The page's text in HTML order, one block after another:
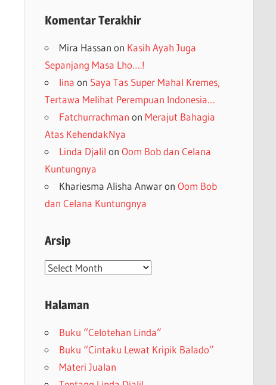
Komentar Terakhir
Mira Hassan on Kasih Ayah Juga
Sepanjang Masa Lho….!
lina on Saya Tas Super Mahal Kremes,
Tertawa Melihat Perempuan Indonesia…
Fatchurrachman on Merajut Bahagia
Atas KehendakNya
Linda Djalil on Oom Bob dan Celana
Kuntungnya
Khariesma Alisha Anwaron Oom Bob
dan Celana Kuntungnya
Arsip
Arsip
Halaman
Buku “Celotehan Linda”
Buku “Cintaku Lewat Kripik Balado”
Materi Jualan